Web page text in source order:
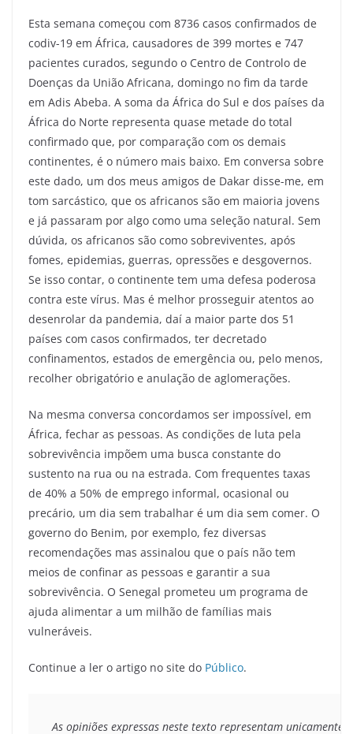
Esta semana começou com 8736 casos confirmados de
codiv-19 em África, causadores de 399 mortes e 747
pacientes curados, segundo o Centro de Controlo de
Doenças da União Africana, domingo no fim da tarde
em Adis Abeba. A soma da África do Sul e dos países da
África do Norte representa quase metade do total
confirmado que, por comparação com os demais
continentes, é o número mais baixo. Em conversa sobre
este dado, um dos meus amigos de Dakar disse-me, em
tom sarcástico, que os africanos são em maioria jovens
e já passaram por algo como uma seleção natural. Sem
dúvida, os africanos são como sobreviventes, após
fomes, epidemias, guerras, opressões e desgovernos.
Se isso contar, o continente tem uma defesa poderosa
contra este vírus. Mas é melhor prosseguir atentos ao
desenrolar da pandemia, daí a maior parte dos 51
países com casos confirmados, ter decretado
confinamentos, estados de emergência ou, pelo menos,
recolher obrigatório e anulação de aglomerações.
Na mesma conversa concordamos ser impossível, em
África, fechar as pessoas. As condições de luta pela
sobrevivência impõem uma busca constante do
sustento na rua ou na estrada. Com frequentes taxas
de 40% a 50% de emprego informal, ocasional ou
precário, um dia sem trabalhar é um dia sem comer. O
governo do Benim, por exemplo, fez diversas
recomendações mas assinalou que o país não tem
meios de confinar as pessoas e garantir a sua
sobrevivência. O Senegal prometeu um programa de
ajuda alimentar a um milhão de famílias mais
vulneráveis.
Continue a ler o artigo no site do Público.
As opiniões expressas neste texto representam